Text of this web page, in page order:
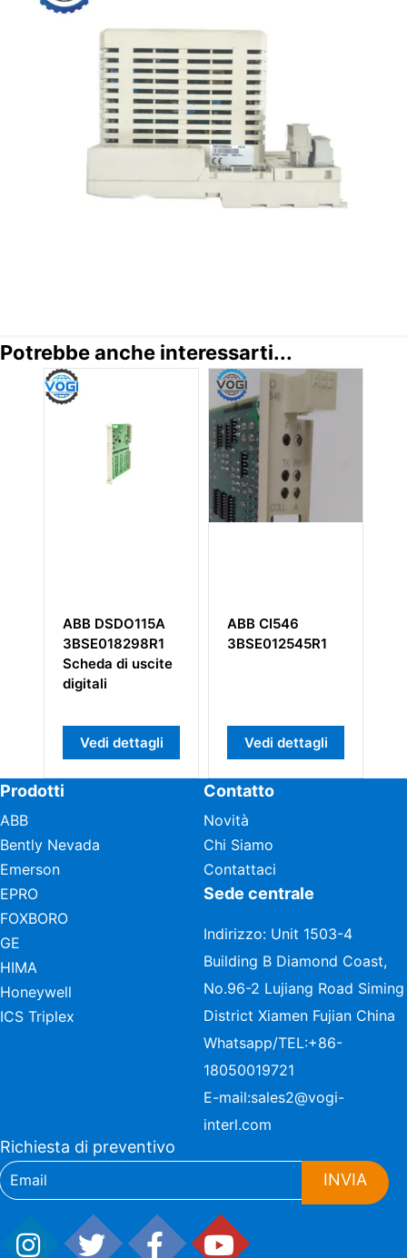
Potrebbe anche interessarti...
ABB DSDO115A
3BSE018298R1
Scheda di uscite
digitali
Vedi dettagli
ABB CI546
3BSE012545R1
Vedi dettagli
Prodotti
ABB
Bently Nevada
Emerson
EPRO
FOXBORO
GE
HIMA
Honeywell
ICS Triplex
Contatto
Novità
Chi Siamo
Contattaci
Sede centrale
Indirizzo: Unit 1503-4
Building B Diamond Coast,
No.96-2 Lujiang Road Siming
District Xiamen Fujian China
Whatsapp/TEL:+86-
18050019721
E-mail:sales2@vogi-
interl.com
Richiesta di preventivo
INVIA